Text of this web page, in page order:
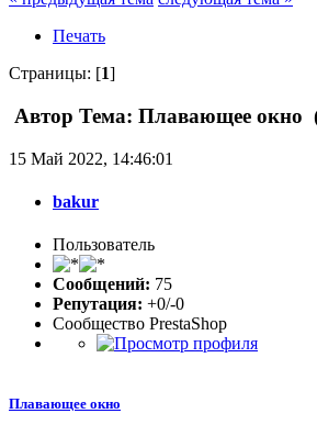
Печать
Страницы: [1]
Автор Тема: Плавающее окно
15 Май 2022, 14:46:01
bakur
Пользователь
Сообщений: 75
Репутация: +0/-0
Сообщество PrestaShop
Плавающее окно